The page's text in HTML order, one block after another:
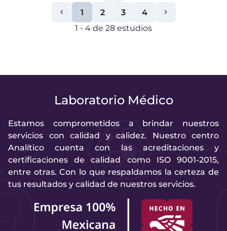
1 2 3
4
1 - 4 de 28 estudios
Laboratorio Médico
Estamos comprometidos a brindar nuestros
servicios con calidad y calidez. Nuestro centro
Analítico cuenta con las acreditaciones y
certificaciones de calidad como ISO 9001-2015,
entre otras. Con lo que respaldamos la certeza de
tus resultados y calidad de nuestros servicios.